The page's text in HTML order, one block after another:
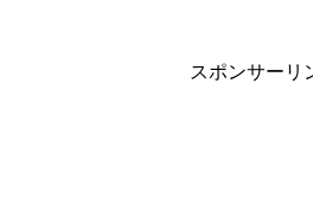
スポンサーリ